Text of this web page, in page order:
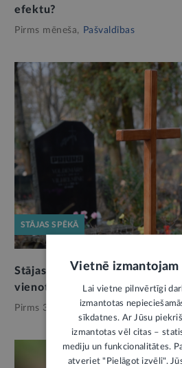
efektu?
Pirms mēneša, Pašvaldības
STĀJAS SPĒKĀ
Stājas spēkā jaunais Kapsētu
vienots regulējums visām
Pirms 3 mēnešiem, Pašvaldības
Vietnē izmantojam
Lai vietne pilnvērtīgi
izmantotas
sīkdatnes. Ar Jūsu
izmantotas vēl citas –
mediju un funkcionalitātes.
atveriet "Pielāgot izvēli".